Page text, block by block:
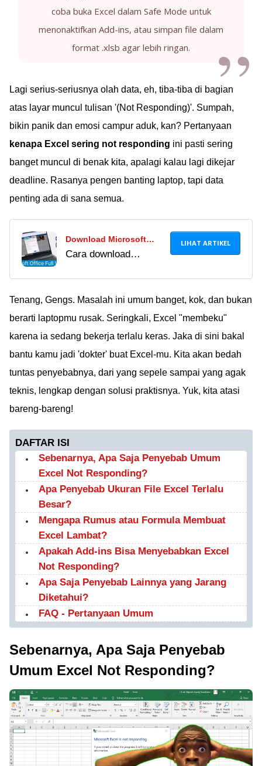
coba buka Excel dalam Safe Mode untuk
menonaktifkan Add-ins, atau simpan file dalam
format .xlsb agar lebih ringan.
Lagi serius-seriusnya olah data, eh, tiba-tiba di bagian
atas layar muncul tulisan '(Not Responding)'. Sumpah,
bikin panik dan emosi campur aduk, kan? Pertanyaan
kenapa Excel sering not responding ini pasti sering
banget muncul di benak kita, apalagi kalau lagi dikejar
deadline. Rasanya pengen banting laptop, tapi data
penting ada di sana semua.
Download Microsoft
Office Gratis Permanen
Cara download
email sekolah, trial, &
kunci aktivasi. Plus
info harga Office 2024
terbaik!
LIHAT ARTIKEL
Tenang, Gengs. Masalah ini umum banget, kok, dan bukan
berarti laptopmu rusak. Seringkali, Excel "membeku"
karena ia sedang bekerja terlalu keras. Jaka di sini bakal
bantu kamu jadi 'dokter' buat Excel-mu. Kita akan bedah
tuntas penyebabnya, dari yang sepele sampai yang agak
teknis, lengkap dengan solusi praktisnya. Yuk, kita atasi
bareng-bareng!
DAFTAR ISI
Sebenarnya, Apa Saja Penyebab Umum
Excel Not Responding?
Apa Penyebab Ukuran File Excel Terlalu
Besar?
Mengapa Rumus atau Formula Membuat
Excel Lambat?
Apakah Add-ins Bisa Menyebabkan Excel
Not Responding?
Apa Saja Penyebab Lainnya yang Jarang
Diketahui?
FAQ - Pertanyaan Umum
Sebenarnya, Apa Saja Penyebab
Umum Excel Not Responding?